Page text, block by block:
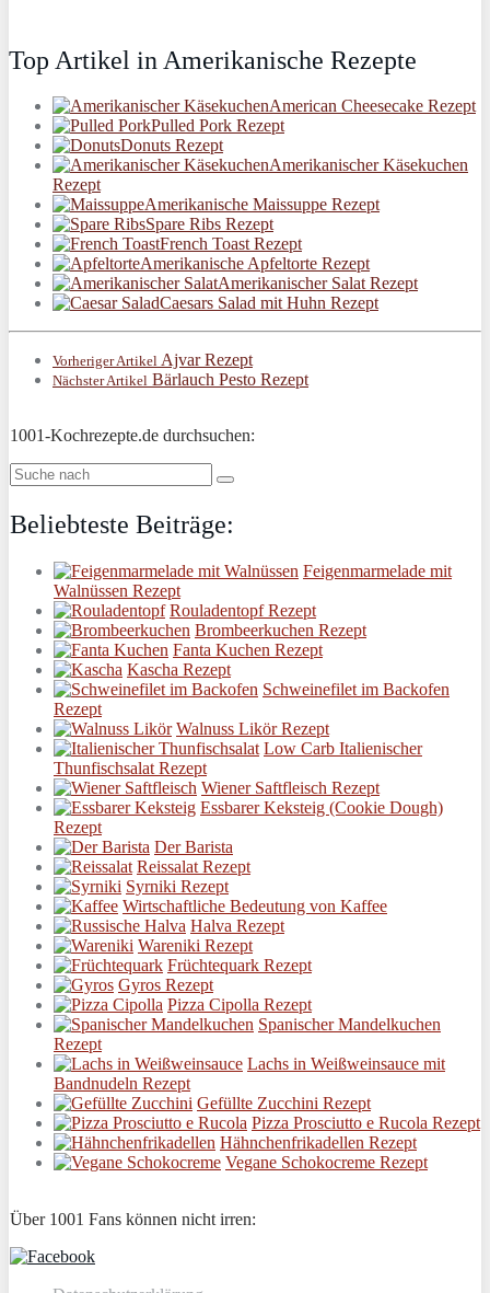
Top Artikel in Amerikanische Rezepte
American Cheesecake Rezept
Pulled Pork Rezept
Donuts Rezept
Amerikanischer Käsekuchen
Rezept
Amerikanische Maissuppe Rezept
Spare Ribs Rezept
French Toast Rezept
Amerikanische Apfeltorte Rezept
Amerikanischer Salat Rezept
Caesars Salad mit Huhn Rezept
Vorheriger Artikel Ajvar Rezept
Nächster Artikel Bärlauch Pesto Rezept
1001-Kochrezepte.de durchsuchen:
Beliebteste Beiträge:
Feigenmarmelade mit
Walnüssen Rezept
Rouladentopf Rezept
Brombeerkuchen Rezept
Fanta Kuchen Rezept
Kascha Rezept
Schweinefilet im Backofen
Rezept
Walnuss Likör Rezept
Low Carb Italienischer
Thunfischsalat Rezept
Wiener Saftfleisch Rezept
Essbarer Keksteig (Cookie Dough)
Rezept
Der Barista
Reissalat Rezept
Syrniki Rezept
Wirtschaftliche Bedeutung von Kaffee
Halva Rezept
Wareniki Rezept
Früchtequark Rezept
Gyros Rezept
Pizza Cipolla Rezept
Spanischer Mandelkuchen
Rezept
Lachs in Weißweinsauce mit
Bandnudeln Rezept
Gefüllte Zucchini Rezept
Pizza Prosciutto e Rucola Rezept
Hähnchenfrikadellen Rezept
Vegane Schokocreme Rezept
Über 1001 Fans können nicht irren: